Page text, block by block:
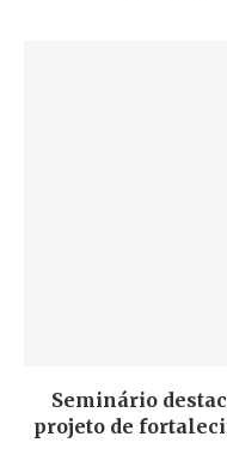
Seminário
projeto de